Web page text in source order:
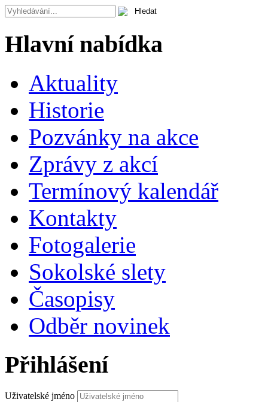
Hlavní nabídka
Aktuality
Historie
Pozvánky na akce
Zprávy z akcí
Termínový kalendář
Kontakty
Fotogalerie
Sokolské slety
Časopisy
Odběr novinek
Přihlášení
Uživatelské jméno